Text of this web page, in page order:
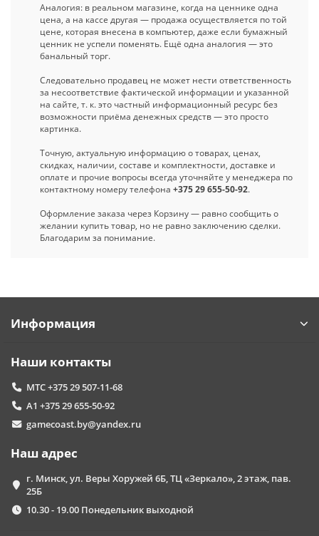
Аналогия: в реальном магазине, когда на ценнике одна
цена, а на кассе другая — продажа осуществляется по той
цене, которая внесена в компьютер, даже если бумажный
ценник не успели поменять. Ещё одна аналогия — это
банальный торг.
Следовательно продавец не может нести ответственность
за несоответствие фактической информации и указанной
на сайте, т. к. это частный информационный ресурс без
возможности приёма денежных средств — это просто
картинка.
Точную, актуальную информацию о товарах, ценах,
скидках, наличии, составе и комплектности, доставке и
оплате и прочие вопросы всегда уточняйте у менеджера по
контактному номеру телефона +375 29 655-50-92.
Оформление заказа через Корзину — равно сообщить о
желании купить товар, но не равно заключению сделки.
Благодарим за понимание.
Информация
Наши контакты
МТС +375 29 507-11-68
А1 +375 29 655-50-92
gamecoast.by@yandex.ru
Наш адрес
г. Минск, ул. Веры Хоружей 6Б, ТЦ «Зеркало», 2 этаж, пав.
25Б
10.30 - 19.00 Понедельник выходной